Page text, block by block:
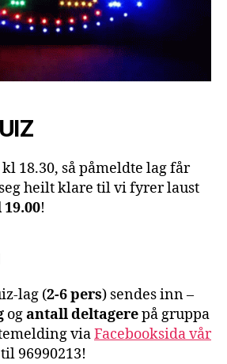
18.30, så påmeldte lag får
heilt klare til vi fyrer laust
!
lag (2-6 pers) sendes inn –
ogantall deltagerepå gruppa
viaFacebooksida vår
96990213!